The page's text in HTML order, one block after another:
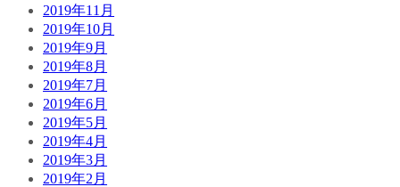
2019年11月
2019年10月
2019年9月
2019年8月
2019年7月
2019年6月
2019年5月
2019年4月
2019年3月
2019年2月